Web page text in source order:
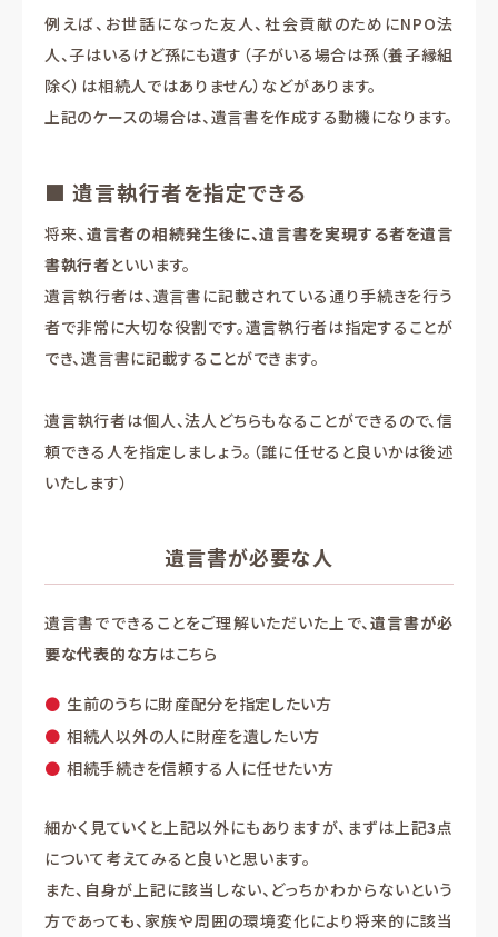
例えば、お世話になった友人、社会貢献のためにNPO法
人、子はいるけど孫にも遺す（子がいる場合は孫（養子縁組
除く）は相続人ではありません）などがあります。
上記のケースの場合は、遺言書を作成する動機になります。
■ 遺言執行者を指定できる
将来、遺言者の相続発生後に、遺言書を実現する者を遺言
書執行者といいます。
遺言執行者は、遺言書に記載されている通り手続きを行う
者で非常に大切な役割です。遺言執行者は指定することが
でき、遺言書に記載することができます。
遺言執行者は個人、法人どちらもなることができるので、信
頼できる人を指定しましょう。（誰に任せると良いかは後述
いたします）
遺言書が必要な人
遺言書でできることをご理解いただいた上で、遺言書が必
要な代表的な方はこちら
生前のうちに財産配分を指定したい方
相続人以外の人に財産を遺したい方
相続手続きを信頼する人に任せたい方
細かく見ていくと上記以外にもありますが、まずは上記3点
について考えてみると良いと思います。
また、自身が上記に該当しない、どっちかわからないという
方であっても、家族や周囲の環境変化により将来的に該当